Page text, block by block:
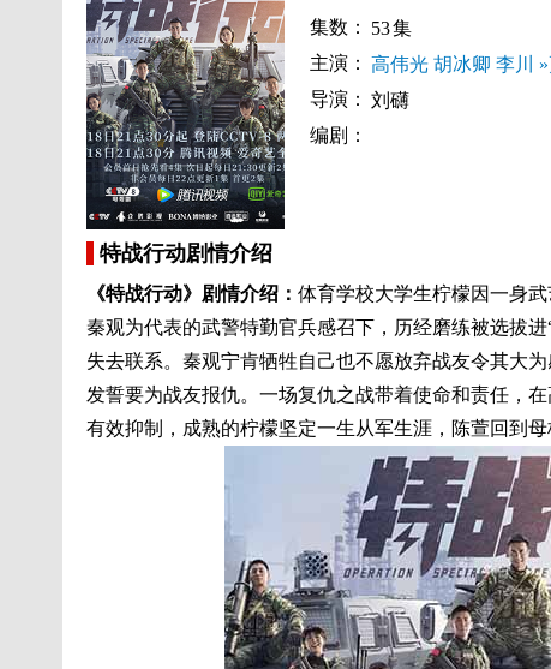
集数： 53集
主演： 高伟光 胡冰卿 李川
导演： 刘礴
编剧：
特战行动剧情介绍
《特战行动》剧情介绍： 体育学校大学生柠檬因一身
秦观为代表的武警特勤官兵感召下，历经磨练被选拔
失去联系。秦观宁肯牺牲自己也不愿放弃战友令其大
发誓要为战友报仇。一场复仇之战带着使命和责任，
有效抑制，成熟的柠檬坚定一生从军生涯，陈萱回到母